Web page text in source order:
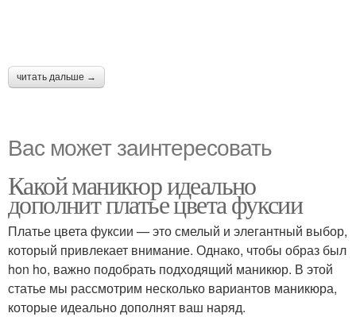
читать дальше →
Вас может заинтересовать
Какой маникюр идеально
дополнит платье цвета фуксии
Платье цвета фуксии — это смелый и элегантный выбор,
который привлекает внимание. Однако, чтобы образ был
hon ho, важно подобрать подходящий маникюр. В этой
статье мы рассмотрим несколько вариантов маникюра,
которые идеально дополнят ваш наряд.